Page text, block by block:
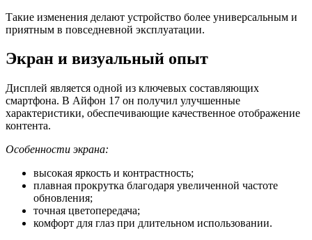
Такие изменения делают устройство более универсальным и
приятным в повседневной эксплуатации.
Экран и визуальный опыт
Дисплей является одной из ключевых составляющих
смартфона. В Айфон 17 он получил улучшенные
характеристики, обеспечивающие качественное отображение
контента.
Особенности экрана:
высокая яркость и контрастность;
плавная прокрутка благодаря увеличенной частоте
обновления;
точная цветопередача;
комфорт для глаз при длительном использовании.